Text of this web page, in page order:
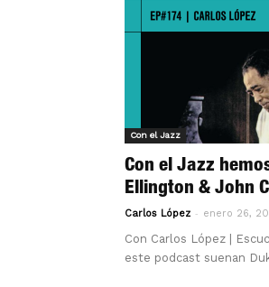
Con el Jazz
Con el Jazz
Ellington & John
Carlos López - enero 26,
Con Carlos López |
este podcast suenan